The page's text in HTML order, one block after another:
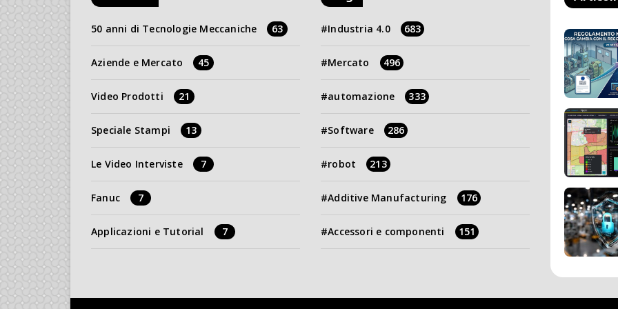
50 anni di Tecnologie Meccaniche 63
Aziende e Mercato 45
Video Prodotti 21
Speciale Stampi 13
Le Video Interviste 7
Fanuc 7
Applicazioni e Tutorial 7
Industria 4.0 683
Mercato 496
automazione 333
Software 286
robot 213
Additive Manufacturing 176
Accessori e componenti 151